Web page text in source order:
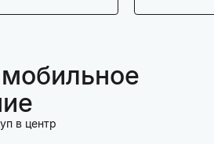
в центр